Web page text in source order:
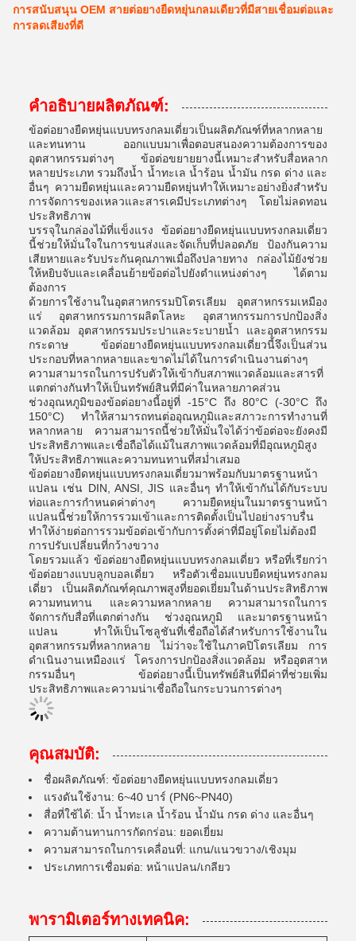
การสนับสนุน OEM สายต่อยางยืดหยุ่นกลมเดียวที่มีสายเชื่อมต่อและ
การลดเสียงที่ดี
คำอธิบายผลิตภัณฑ์:
ข้อต่อยางยืดหยุ่นแบบทรงกลมเดี่ยวเป็นผลิตภัณฑ์ที่หลากหลาย
และทนทาน ออกแบบมาเพื่อตอบสนองความต้องการของ
อุตสาหกรรมต่างๆ ข้อต่อขยายยางนี้เหมาะสำหรับสื่อหลาก
หลายประเภท รวมถึงน้ำ น้ำทะเล น้ำร้อน น้ำมัน กรด ด่าง และ
อื่นๆ ความยืดหยุ่นและความยืดหยุ่นทำให้เหมาะอย่างยิ่งสำหรับ
การจัดการของเหลวและสารเคมีประเภทต่างๆ โดยไม่ลดทอน
ประสิทธิภาพ
บรรจุในกล่องไม้ที่แข็งแรง ข้อต่อยางยืดหยุ่นแบบทรงกลมเดี่ยว
นี้ช่วยให้มั่นใจในการขนส่งและจัดเก็บที่ปลอดภัย ป้องกันความ
เสียหายและรับประกันคุณภาพเมื่อถึงปลายทาง กล่องไม้ยังช่วย
ให้หยิบจับและเคลื่อนย้ายข้อต่อไปยังตำแหน่งต่างๆ ได้ตาม
ต้องการ
ด้วยการใช้งานในอุตสาหกรรมปิโตรเลียม อุตสาหกรรมเหมือง
แร่ อุตสาหกรรมการผลิตโลหะ อุตสาหกรรมการปกป้องสิ่ง
แวดล้อม อุตสาหกรรมประปาและระบายน้ำ และอุตสาหกรรม
กระดาษ ข้อต่อยางยืดหยุ่นแบบทรงกลมเดี่ยวนี้จึงเป็นส่วน
ประกอบที่หลากหลายและขาดไม่ได้ในการดำเนินงานต่างๆ
ความสามารถในการปรับตัวให้เข้ากับสภาพแวดล้อมและสารที่
แตกต่างกันทำให้เป็นทรัพย์สินที่มีค่าในหลายภาคส่วน
ช่วงอุณหภูมิของข้อต่อยางนี้อยู่ที่ -15°C ถึง 80°C (-30°C ถึง
150°C) ทำให้สามารถทนต่ออุณหภูมิและสภาวะการทำงานที่
หลากหลาย ความสามารถนี้ช่วยให้มั่นใจได้ว่าข้อต่อจะยังคงมี
ประสิทธิภาพและเชื่อถือได้แม้ในสภาพแวดล้อมที่มีอุณหภูมิสูง
ให้ประสิทธิภาพและความทนทานที่สม่ำเสมอ
ข้อต่อยางยืดหยุ่นแบบทรงกลมเดี่ยวมาพร้อมกับมาตรฐานหน้า
แปลน เช่น DIN, ANSI, JIS และอื่นๆ ทำให้เข้ากันได้กับระบบ
ท่อและการกำหนดค่าต่างๆ ความยืดหยุ่นในมาตรฐานหน้า
แปลนนี้ช่วยให้การรวมเข้าและการติดตั้งเป็นไปอย่างราบรื่น
ทำให้ง่ายต่อการรวมข้อต่อเข้ากับการตั้งค่าที่มีอยู่โดยไม่ต้องมี
การปรับเปลี่ยนที่กว้างขวาง
โดยรวมแล้ว ข้อต่อยางยืดหยุ่นแบบทรงกลมเดี่ยว หรือที่เรียกว่า
ข้อต่อยางแบบลูกบอลเดี่ยว หรือตัวเชื่อมแบบยืดหยุ่นทรงกลม
เดี่ยว เป็นผลิตภัณฑ์คุณภาพสูงที่ยอดเยี่ยมในด้านประสิทธิภาพ
ความทนทาน และความหลากหลาย ความสามารถในการ
จัดการกับสื่อที่แตกต่างกัน ช่วงอุณหภูมิ และมาตรฐานหน้า
แปลน ทำให้เป็นโซลูชันที่เชื่อถือได้สำหรับการใช้งานใน
อุตสาหกรรมที่หลากหลาย ไม่ว่าจะใช้ในภาคปิโตรเลียม การ
ดำเนินงานเหมืองแร่ โครงการปกป้องสิ่งแวดล้อม หรืออุตสาห
กรรมอื่นๆ ข้อต่อยางนี้เป็นทรัพย์สินที่มีค่าที่ช่วยเพิ่ม
ประสิทธิภาพและความน่าเชื่อถือในกระบวนการต่างๆ
คุณสมบัติ:
ชื่อผลิตภัณฑ์: ข้อต่อยางยืดหยุ่นแบบทรงกลมเดี่ยว
แรงดันใช้งาน: 6~40 บาร์ (PN6~PN40)
สื่อที่ใช้ได้: น้ำ น้ำทะเล น้ำร้อน น้ำมัน กรด ด่าง และอื่นๆ
ความต้านทานการกัดกร่อน: ยอดเยี่ยม
ความสามารถในการเคลื่อนที่: แกน/แนวขวาง/เชิงมุม
ประเภทการเชื่อมต่อ: หน้าแปลน/เกลียว
พารามิเตอร์ทางเทคนิค: